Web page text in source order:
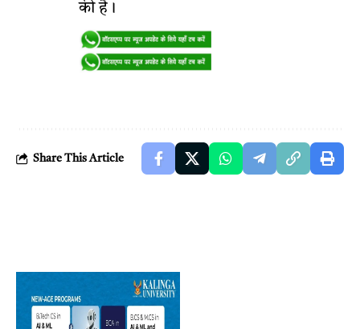
की है।
Share This Article